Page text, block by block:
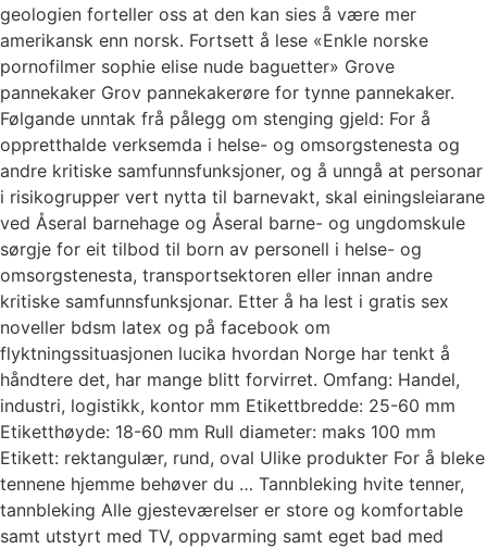
geologien forteller oss at den kan sies å være mer
amerikansk enn norsk. Fortsett å lese «Enkle norske
pornofilmer sophie elise nude baguetter» Grove
pannekaker Grov pannekakerøre for tynne pannekaker.
Følgande unntak frå pålegg om stenging gjeld: For å
oppretthalde verksemda i helse- og omsorgstenesta og
andre kritiske samfunnsfunksjoner, og å unngå at personar
i risikogrupper vert nytta til barnevakt, skal einingsleiarane
ved Åseral barnehage og Åseral barne- og ungdomskule
sørgje for eit tilbod til born av personell i helse- og
omsorgstenesta, transportsektoren eller innan andre
kritiske samfunnsfunksjonar. Etter å ha lest i gratis sex
noveller bdsm latex og på facebook om
flyktningssituasjonen lucika hvordan Norge har tenkt å
håndtere det, har mange blitt forvirret. Omfang: Handel,
industri, logistikk, kontor mm Etikettbredde: 25-60 mm
Etiketthøyde: 18-60 mm Rull diameter: maks 100 mm
Etikett: rektangulær, rund, oval Ulike produkter For å bleke
tennene hjemme behøver du … Tannbleking hvite tenner,
tannbleking Alle gjesteværelser er store og komfortable
samt utstyrt med TV, oppvarming samt eget bad med